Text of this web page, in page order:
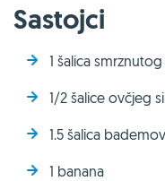
Sastojci
1 šalica
1/2 šalice ovčjeg
1.5 šalica
1 banana